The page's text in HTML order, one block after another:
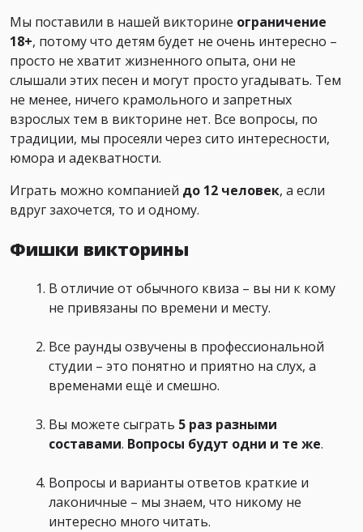
Мы поставили в нашей викторине ограничение
18+, потому что детям будет не очень интересно –
просто не хватит жизненного опыта, они не
слышали этих песен и могут просто угадывать. Тем
не менее, ничего крамольного и запретных
взрослых тем в викторине нет. Все вопросы, по
традиции, мы просеяли через сито интересности,
юмора и адекватности.
Играть можно компанией до 12 человек, а если
вдруг захочется, то и одному.
Фишки викторины
В отличие от обычного квиза – вы ни к кому
не привязаны по времени и месту.
Все раунды озвучены в профессиональной
студии – это понятно и приятно на слух, а
временами ещё и смешно.
Вы можете сыграть 5 раз разными
составами. Вопросы будут одни и те же.
Вопросы и варианты ответов краткие и
лаконичные – мы знаем, что никому не
интересно много читать.